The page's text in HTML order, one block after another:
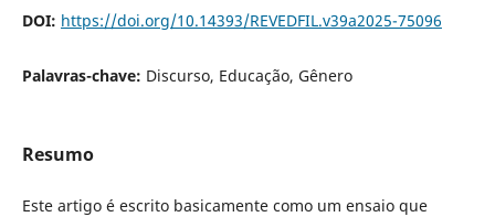
DOI: https://doi.org/10.14393/REVEDFIL.v39a2025-75096
Palavras-chave: Discurso, Educação, Gênero
Resumo
Este artigo é escrito basicamente como um ensaio que